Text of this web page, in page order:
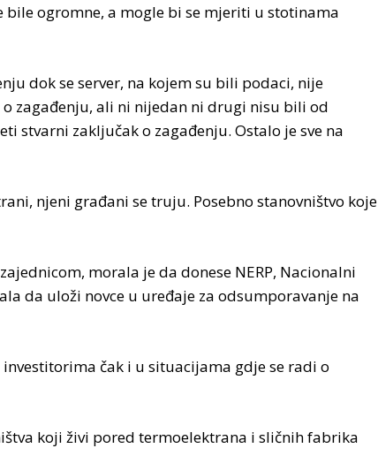
bile ogromne, a mogle bi se mjeriti u stotinama
dok se server, na kojem su bili podaci, nije
o zagađenju, ali ni nijedan ni drugi nisu bili od
stvarni zaključak o zagađenju. Ostalo je sve na
njeni građani se truju. Posebno stanovništvo koje
morala je da donese NERP, Nacionalni
da uloži novce u uređaje za odsumporavanje na
čak i u situacijama gdje se radi o
koji živi pored termoelektrana i sličnih fabrika